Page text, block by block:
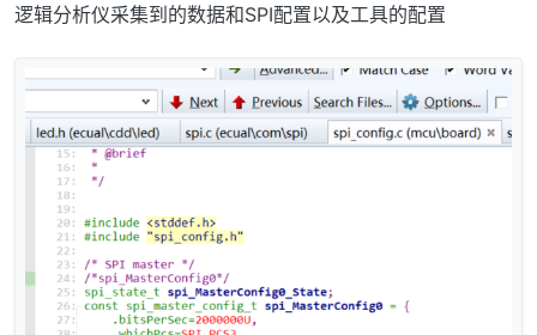
逻辑分析仪采集到的数据和SPI配置以及工具的配置